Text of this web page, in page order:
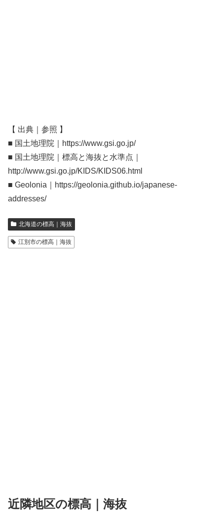
【 出典｜参照 】
■ 国土地理院｜https://www.gsi.go.jp/
■ 国土地理院｜標高と海抜と水準点｜
http://www.gsi.go.jp/KIDS/KIDS06.html
■ Geolonia｜https://geolonia.github.io/japanese-
addresses/
北海道の標高｜海抜
江別市の標高｜海抜
近隣地区の標高｜海抜